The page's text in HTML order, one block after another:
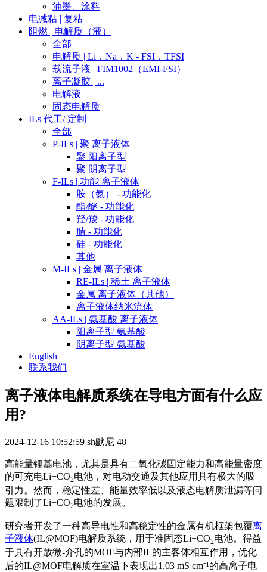
油墨、涂料
电减粘 | 复粘
阻燃 | 电解质（液）
全部
电解质 | Li，Na，K - FSI，TFSI
载流子液 | FIM1002（EMI-FSI）
离子凝胶 | ...
电解液
固态电解质
ILs 代工/ 定制
全部
P-ILs | 聚 离子液体
聚 阳离子型
聚 阴离子型
F-ILs | 功能 离子液体
胺（氨） - 功能化
酯/醚 - 功能化
羟/羧 - 功能化
腈 - 功能化
硅 - 功能化
其他
M-ILs | 金属 离子液体
RE-ILs | 稀土 离子液体
金属 离子液体（其他）
离子液体纳米流体
AA-ILs | 氨基酸 离子液体
阳离子型 氨基酸
阴离子型 氨基酸
English
联系我们
离子液体电解质系统在导电方面有什么应
用?
2024-12-16 10:52:59 sh默尼 48
高能量锂基电池，尤其是具有二氧化碳固定能力和高能量密度
的可充电Li−CO2电池，对电动交通及其他应用具有极大的吸
引力。然而，稳定性差、能量效率低以及液态电解质泄漏等问
题限制了Li−CO2电池的发展。
研究者开发了一种高导电性和高稳定性的金属有机框架包覆离
子液体(IL@MOF)电解质系统，用于准固态Li−CO2电池。得益
于具有开放微-介孔的MOF与内部IL的主客体相互作用，优化
后的IL@MOF电解质在室温下表现出1.03 mS cm⁻¹的高离子电